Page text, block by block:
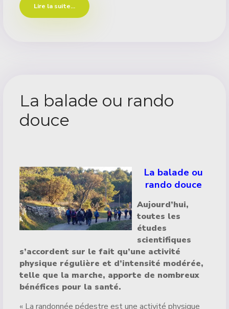
Lire la suite...
La balade ou rando
douce
La balade ou
rando douce
Aujourd’hui,
toutes les
études
scientifiques
s’accordent sur le fait qu’une activité
physique régulière et d’intensité modérée,
telle que la marche, apporte de nombreux
bénéfices pour la santé.
« La randonnée pédestre est une activité physique